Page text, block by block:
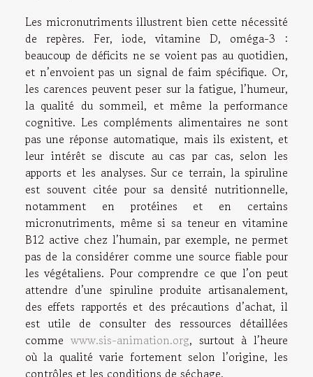
Les micronutriments illustrent bien cette nécessité
de repères. Fer, iode, vitamine D, oméga-3 :
beaucoup de déficits ne se voient pas au quotidien,
et n’envoient pas un signal de faim spécifique. Or,
les carences peuvent peser sur la fatigue, l’humeur,
la qualité du sommeil, et même la performance
cognitive. Les compléments alimentaires ne sont
pas une réponse automatique, mais ils existent, et
leur intérêt se discute au cas par cas, selon les
apports et les analyses. Sur ce terrain, la spiruline
est souvent citée pour sa densité nutritionnelle,
notamment en protéines et en certains
micronutriments, même si sa teneur en vitamine
B12 active chez l’humain, par exemple, ne permet
pas de la considérer comme une source fiable pour
les végétaliens. Pour comprendre ce que l’on peut
attendre d’une spiruline produite artisanalement,
des effets rapportés et des précautions d’achat, il
est utile de consulter des ressources détaillées
comme www.sis-animation.org, surtout à l’heure
où la qualité varie fortement selon l’origine, les
contrôles et les conditions de séchage.